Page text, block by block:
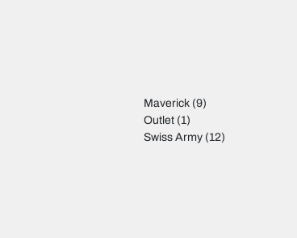
Maverick (9)
Outlet (1)
Swiss Army (12)